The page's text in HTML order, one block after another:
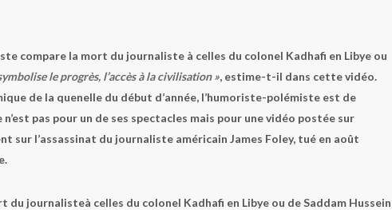
compare la mort du journaliste à celles du colonel Kadhafi en Libye ou
le progrès, l’accès à la civilisation », estime-t-il dans cette vidéo.
de la quenelle du début d’année, l’humoriste-polémiste est de
pas pour un de ses spectacles mais pour une vidéo postée sur
sur l’assassinat du journaliste américain James Foley, tué en août
journalisteà celles du colonel Kadhafi en Libye ou de Saddam Hussein